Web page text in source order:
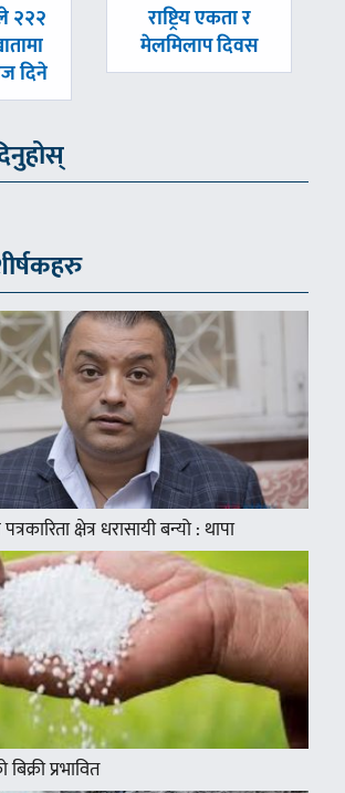
२२२
दिने
अघिल्लाे
-
राष्ट्रिय एकता र
मेलमिलाप दिवस
क्षेत्र धरासायी बन्यो : थापा
प्रभावित